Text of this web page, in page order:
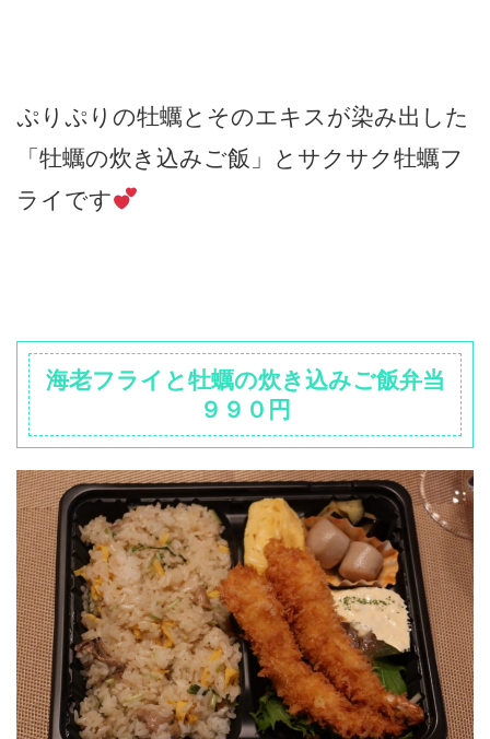
ぷりぷりの牡蠣とそのエキスが染み出した
「牡蠣の炊き込みご飯」とサクサク牡蠣フ
ライです
海老フライと牡蠣の炊き込みご飯弁当
９９０円